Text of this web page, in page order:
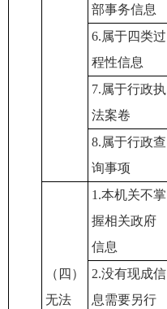
部事务信息
6.属于四类过
程性信息
7.属于行政执
法案卷
8.属于行政查
询事项
（四）
无法
1.本机关不掌
握相关政府
信息
2.没有现成信
息需要另行